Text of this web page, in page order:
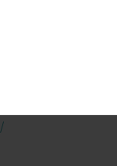
pelno, kuris buvo
didesnės – siekė
paskolų portfelis